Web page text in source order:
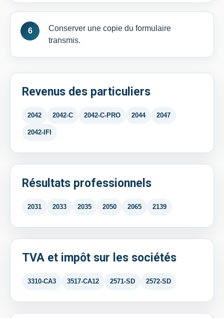
Conserver une copie du formulaire
transmis.
Revenus des particuliers
2042 2042-C 2042-C-PRO 2044 2047
2042-IFI
Résultats professionnels
2031 2033 2035 2050 2065 2139
TVA et impôt sur les sociétés
3310-CA3 3517-CA12 2571-SD 2572-SD